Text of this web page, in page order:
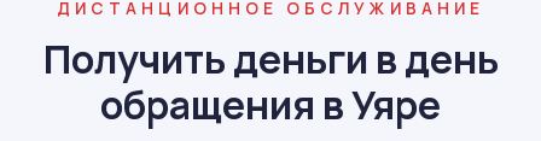
ДИСТАНЦИОННОЕ ОБСЛУЖИВАНИЕ
Получить деньги в день
обращения в Уяре